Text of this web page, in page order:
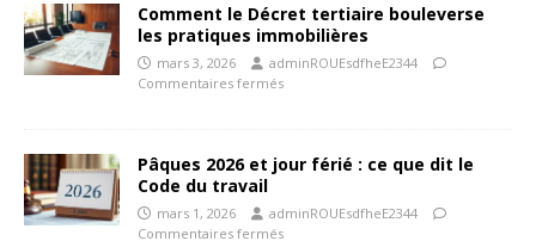
Comment le Décret tertiaire bouleverse
les pratiques immobilières
mars 3, 2026
adminROUEsdfheE2344
Commentaires fermés
Pâques 2026 et jour férié : ce que dit le
Code du travail
mars 1, 2026
adminROUEsdfheE2344
Commentaires fermés